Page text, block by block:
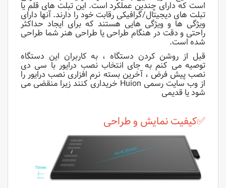
است که دارای چندین عملکرد است. این تبلت های قلم یا
تبلت های دیجیتال/گرافیکی رقابت خود را دارند. آنها دارای
ویژگی ها و ویژگی هایی هستند که برای ایجاد حداکثر
راحتی و دقت در هنگام طراحی یا طراحی هنر شما طراحی
شده است.
قبل از روشن کردن دستگاه ، به کاربران این دستگاه
توصیه می کنم به جای انتخاب نصب درایور با سی دی
نصب پیش فرض ، آخرین بسته نرم افزاری نصب درایور را
از وب سایت رسمی Huion خریداری کنند زیرا منقضی می
شود یا قدیمی
✅کیفیت نمایش و طراحی